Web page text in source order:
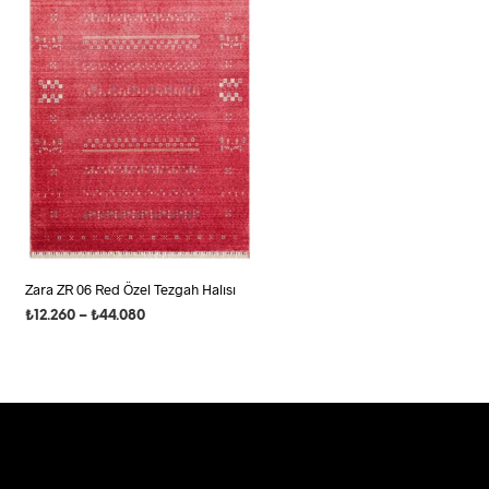
Zara ZR 06 Red Özel Tezgah Halısı
₺ 12.260 – ₺44.080Fiyat
birden